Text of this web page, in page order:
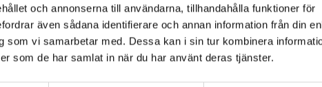
och annonserna till användarna, tillhandahålla funktioner för
även sådana identifierare och annan information från din
som vi samarbetar med. Dessa kan i sin tur kombinera
som de har samlat in när du har använt deras tjänster.
you find two lifts and a number of barbecue sites, a sledding